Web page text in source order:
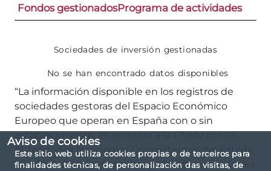
Aviso de cookies
Este sitio web utiliza cookies propias e de terceiros para
finalidades técnicas, de personalización das visitas, de
Fondos gestionadosPrograma de actividades
Sociedades de inversión gestionadas
No se han encontrado datos disponibles
“La información disponible en los registros de
sociedades gestoras del Espacio Económico
Europeo que operan en España con o sin
establecimiento, es remitida a la CNMV por las
Autoridades Nacionales Competentes del Estado
Miembro de origen que corresponda, autoridades